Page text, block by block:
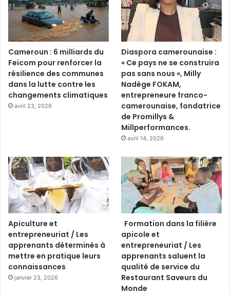
Cameroun : 6 milliards du
Feicom pour renforcer la
résilience des communes
dans la lutte contre les
changements climatiques
avril 23, 2026
Diaspora camerounaise :
« Ce pays ne se construira
pas sans nous », Milly
Nadège FOKAM,
entrepreneure franco-
camerounaise, fondatrice
de Promillys &
Millperformances.
avril 14, 2026
Apiculture et
entrepreneuriat / Les
apprenants déterminés à
mettre en pratique leurs
connaissances
janvier 23, 2026
Formation dans la filière
apicole et
entrepreneuriat / Les
apprenants saluent la
qualité de service du
Restaurant Saveurs du
Monde